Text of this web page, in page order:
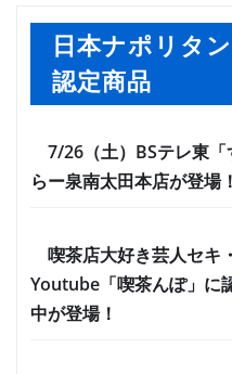
日本ナポリタ
認定商品
7/26（土）BSテレ東
らー泉南太田本店が登場！
喫茶店大好き芸人セキ
Youtube「喫茶んぽ」に
中が登場！